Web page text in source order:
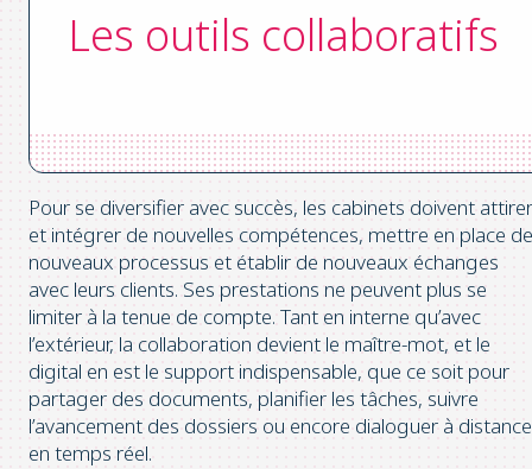
Les outils collaboratifs
Pour se diversifier avec succès, les cabinets doivent attirer
et intégrer de nouvelles compétences, mettre en place de
nouveaux processus et établir de nouveaux échanges
avec leurs clients. Ses prestations ne peuvent plus se
limiter à la tenue de compte. Tant en interne qu’avec
l’extérieur, la collaboration devient le maître-mot, et le
digital en est le support indispensable, que ce soit pour
partager des documents, planifier les tâches, suivre
l’avancement des dossiers ou encore dialoguer à distance
en temps réel.